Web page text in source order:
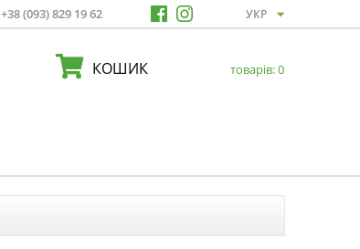
+38 (093) 829 19 62
КОШИК товарів:0